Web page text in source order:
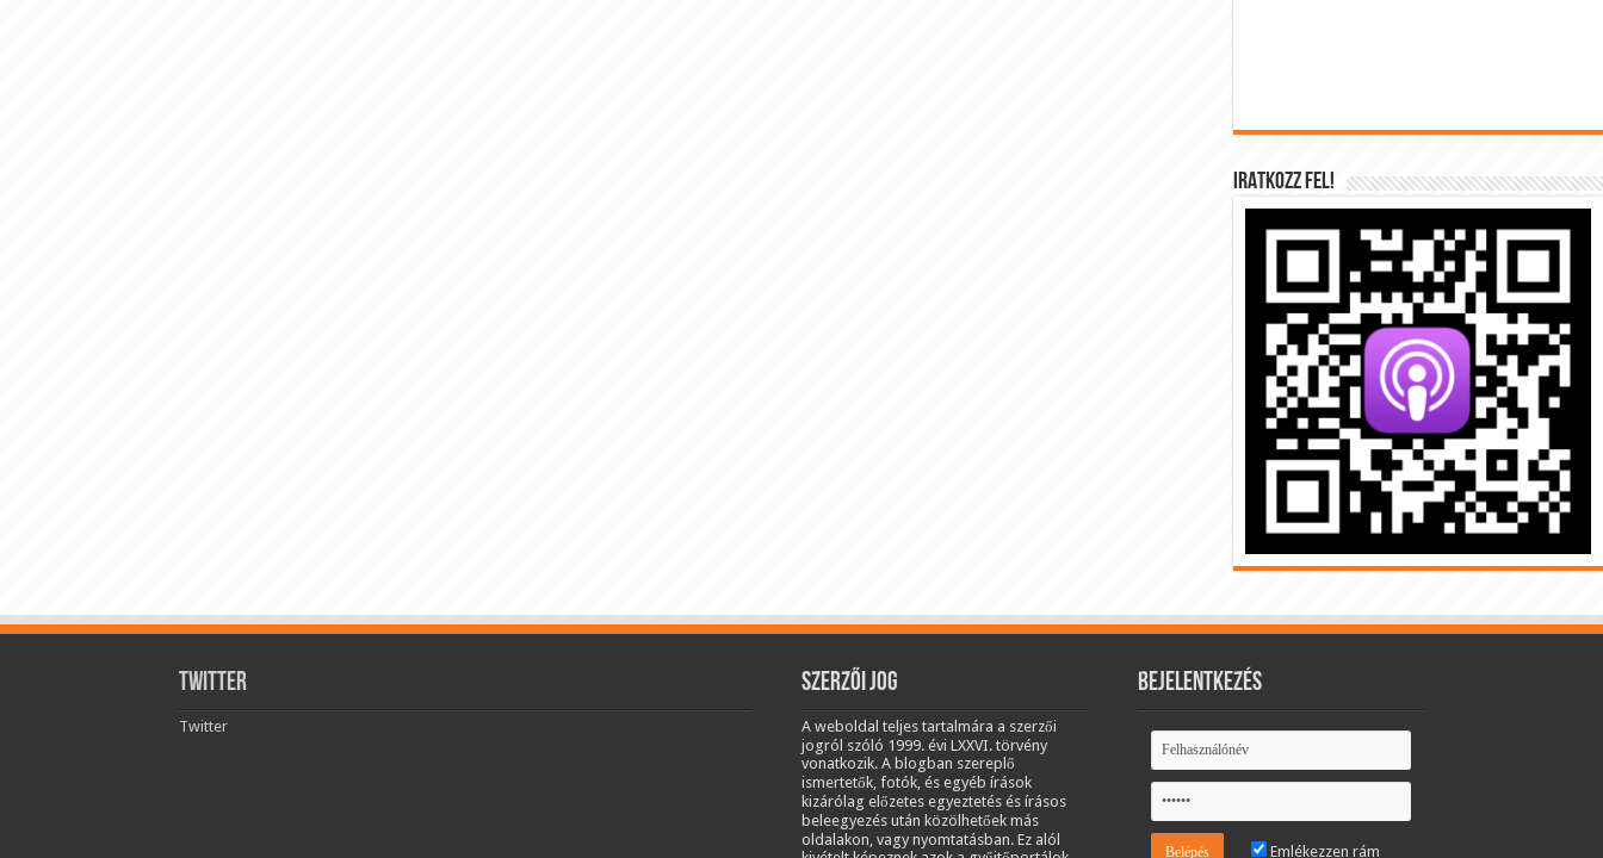
IRATKOZZ FEL!
Twitter
Twitter
Szerzői jog
A weboldal teljes tartalmára a szerzői
jogról szóló 1999. évi LXXVI. törvény
vonatkozik. A blogban szereplő
ismertetők, fotók, és egyéb írások
kizárólag előzetes egyeztetés és írásos
beleegyezés után közölhetőek más
oldalakon, vagy nyomtatásban. Ez alól
Bejelentkezés
Emlékezzen rám